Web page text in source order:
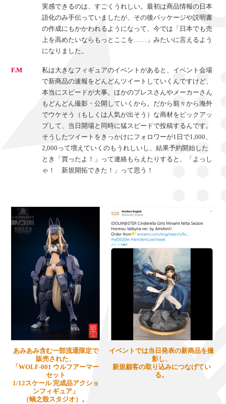
実感できるのは、すごくうれしい。最初は商品情報の日本
語化のみ手伝っていましたが、その後パッケージや説明書
の作成にもかかわれるようになって、今では「日本でも売
上を高めたいならもっとここを……」みたいに言えるよう
になりました。
F.M
私は大きなフィギュアのイベントがあると、イベント会場
で新商品の速報をどんどんツイートしていくんですけど、
本当にスピードが大事。ほかのプレスさんやメーカーさん
もどんどん撮影・公開していくから。だから前々から海外
でウケそう（もしくは人気が出そう）な商材をピックアッ
プして、当日開場と同時に猛スピードで投稿するんです。
そうしたツイートをきっかけにフォロワーが1日で1,000、
2,000って増えていくのもうれしいし、結果予約開始した
とき「買ったよ！」って連絡もらえたりすると、「よっし
ゃ！ 新規開拓できた！」って思う！
あみあみ含む一部流通限定で
販売された、
「WOLF-001 ウルフアーマー
セット
1/12スケール 完成品アクショ
ンフィギュア」
（蝸之殼スタジオ）。
イベントでは当日発表の新商品を撮
影し、
新規顧客の取り込みにつなげてい
る。